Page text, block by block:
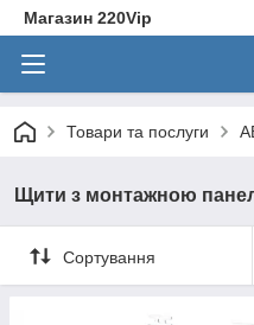
Магазин 220Vip
Товари та послуги
Щити з монтажною
Сортування